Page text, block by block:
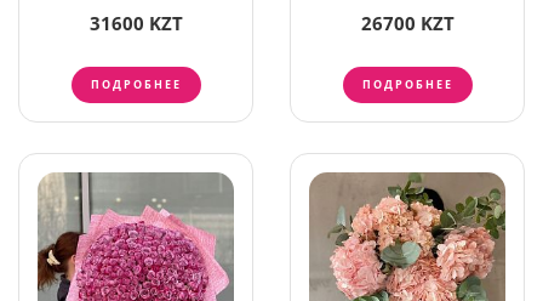
31600 KZT
ПОДРОБНЕЕ
26700 KZT
ПОДРОБНЕЕ